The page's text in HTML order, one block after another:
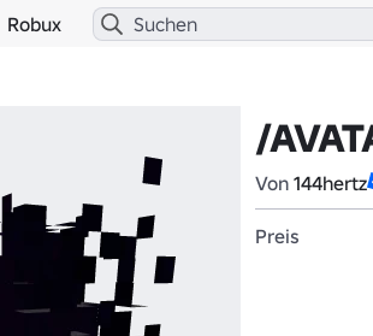
Robux
/
Von 144hertz
Preis